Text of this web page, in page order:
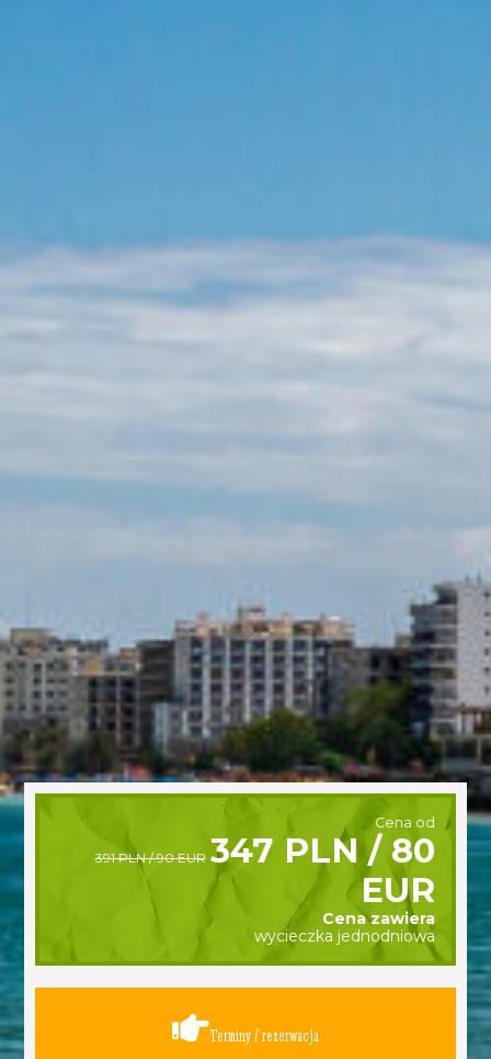
Cena od
391 PLN / 90 EUR 347 PLN / 80
EUR
Cena zawiera
wycieczka jednodniowa
Terminy / rezerwacja